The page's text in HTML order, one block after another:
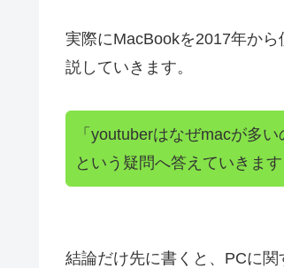
実際にMacBookを2017年か
説していきます。
「youtuberはなぜmacが多
という疑問へ答えていきます
結論だけ先に書くと、PCに